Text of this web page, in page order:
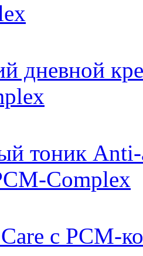
дневной
тоник Anti-
Complex
с PCM-